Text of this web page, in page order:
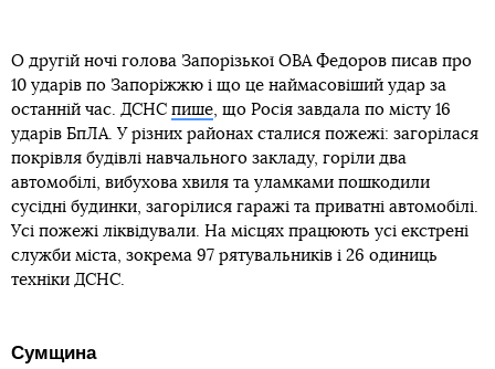
О другій ночі голова Запорізької ОВА Федоров писав про
10 ударів по Запоріжжю і що це наймасовіший удар за
останній час. ДСНС пише , що Росія завдала по місту 16
ударів БпЛА. У різних районах сталися пожежі: загорілася
покрівля будівлі навчального закладу, горіли два
автомобілі, вибухова хвиля та уламками пошкодили
сусідні будинки, загорілися гаражі та приватні автомобілі.
Усі пожежі ліквідували. На місцях працюють усі екстрені
служби міста, зокрема 97 рятувальників і 26 одиниць
техніки ДСНС.
Сумщина